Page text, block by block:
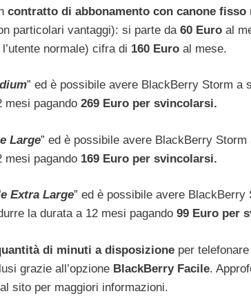
contratto di abbonamento con canone fisso
particolari vantaggi): si parte da 60 Euro al
normale) cifra di 160 Euro al mese.
” ed è possibile avere BlackBerry Storm a
mesi pagando 269 Euro per svincolarsi.
Large” ed è possibile avere BlackBerry Storm
mesi pagando 169 Euro per svincolarsi.
Extra Large” ed è possibile avere BlackBerry
la durata a 12 mesi pagando 99 Euro per
di minuti a disposizione per
grazie all’opzione BlackBerry Facile.
sito per maggiori informazioni.